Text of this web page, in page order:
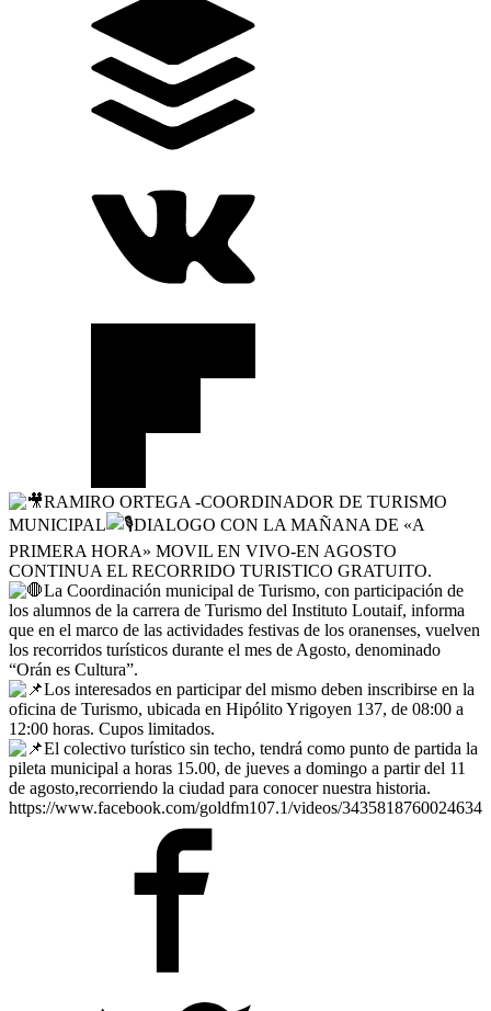
RAMIRO ORTEGA -COORDINADOR DE TURISMO
MUNICIPAL
DIALOGO CON LA MAÑANA DE «A
PRIMERA HORA» MOVIL EN VIVO-EN AGOSTO
CONTINUA EL RECORRIDO TURISTICO GRATUITO.
La Coordinación municipal de Turismo, con participación de
los alumnos de la carrera de Turismo del Instituto Loutaif, informa
que en el marco de las actividades festivas de los oranenses, vuelven
los recorridos turísticos durante el mes de Agosto, denominado
“Orán es Cultura”.
Los interesados en participar del mismo deben inscribirse en la
oficina de Turismo, ubicada en Hipólito Yrigoyen 137, de 08:00 a
12:00 horas. Cupos limitados.
El colectivo turístico sin techo, tendrá como punto de partida la
pileta municipal a horas 15.00, de jueves a domingo a partir del 11
de agosto,recorriendo la ciudad para conocer nuestra historia.
https://www.facebook.com/goldfm107.1/videos/3435818760024634